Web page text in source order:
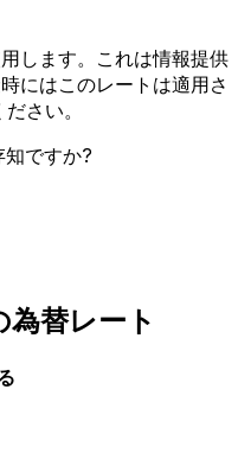
します。これは情報提供
にはこのレートは適用さ
さい。
ですか?
替レート